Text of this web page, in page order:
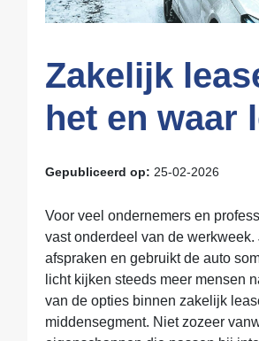
Zakelijk
het en waar
Gepubliceerd op: 25-02-2026
Voor veel ondernemers en
vast onderdeel van de
afspraken en gebruikt de auto
licht kijken steeds meer mensen
van de opties binnen zakelijk
middensegment. Niet zozeer